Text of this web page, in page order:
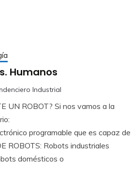
Humanos
Industrial
UN ROBOT? Si nos vamos a la
programable que es capaz
ROBOTS: Robots industriales
domésticos o